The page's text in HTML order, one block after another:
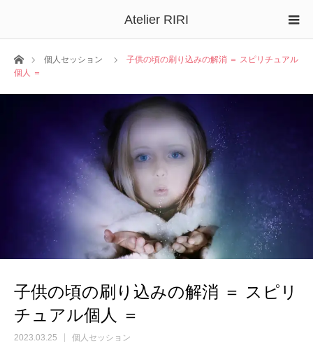
Atelier RIRI
ホーム個人セッション
子供の頃の刷り込みの解消 ＝ スピリチュアル
個人 ＝
子供の頃の刷り込みの解消 ＝ スピリ
チュアル個人 ＝
2023.03.25 個人セッション